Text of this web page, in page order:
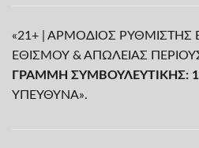
«21+ | ΑΡΜΟΔΙΟΣ ΡΥΘΜΙΣΤΗΣ
ΕΘΙΣΜΟΥ & ΑΠΩΛΕΙΑΣ
ΓΡΑΜΜΗ ΣΥΜΒΟΥΛΕΥΤΙΚΗΣ:
ΥΠΕΥΘΥΝΑ».